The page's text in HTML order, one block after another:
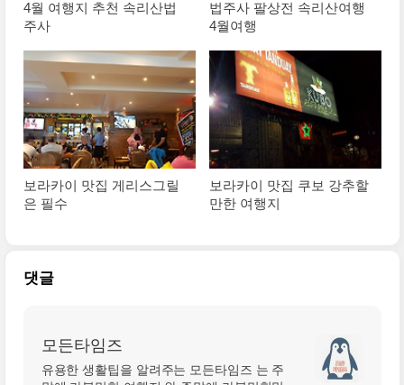
4월 여행지 추천 속리산법
주사
법주사 팔상전 속리산여행
4월여행
보라카이 맛집 게리스그릴
은 필수
보라카이 맛집 쿠보 강추할
만한 여행지
댓글
모든타임즈
유용한 생활팁을 알려주는 모든타임즈 는 주